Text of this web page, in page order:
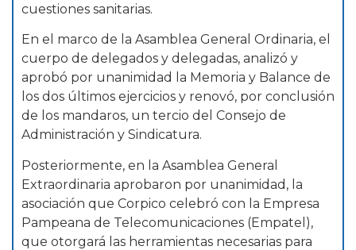
cuestiones sanitarias.
En el marco de la Asamblea General Ordinaria, el
cuerpo de delegados y delegadas, analizó y
aprobó por unanimidad la Memoria y Balance de
los dos últimos ejercicios y renovó, por conclusión
de los mandaros, un tercio del Consejo de
Administración y Sindicatura.
Posteriormente, en la Asamblea General
Extraordinaria aprobaron por unanimidad, la
asociación que Corpico celebró con la Empresa
Pampeana de Telecomunicaciones (Empatel),
que otorgará las herramientas necesarias para